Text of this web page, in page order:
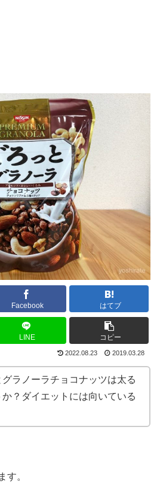
Facebook はてブ
LINE コピー
2022.08.23 2019.03.28
グラノーラチョコナッツは太る
か？ダイエットには向いている
す。